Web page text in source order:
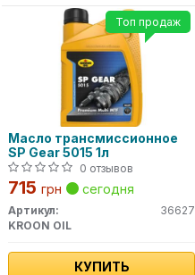
Масло трансмиссионное
SP Gear 5015 1л
0 отзывов
715 грн сегодня
Артикул:
36627
KROON OIL
КУПИТЬ
Топ продаж